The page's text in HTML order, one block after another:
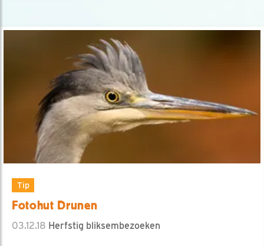
Tip
Fotohut Drunen
03.12.18 Herfstig bliksembezoeken